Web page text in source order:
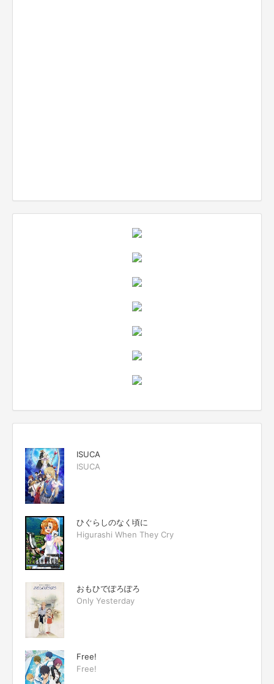
ISUCA
ISUCA
ひぐらしのなく頃に
Higurashi When They Cry
おもひでぽろぽろ
Only Yesterday
Free!
Free!